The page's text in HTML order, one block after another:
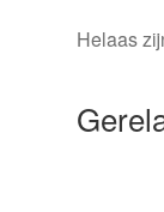
Helaas